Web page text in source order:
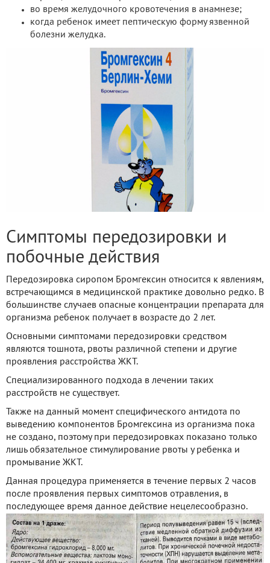
во время желудочного кровотечения в анамнезе;
когда ребенок имеет пептическую форму язвенной
болезни желудка.
Симптомы передозировки и
побочные действия
Передозировка сиропом Бромгексин относится к явлениям,
встречающимся в медицинской практике довольно редко. В
большинстве случаев опасные концентрации препарата для
организма ребенок получает в возрасте до 2 лет.
Основными симптомами передозировки средством
являются тошнота, рвоты различной степени и другие
проявления расстройства ЖКТ.
Специализированного подхода в лечении таких
расстройств не существует.
Также на данный момент специфического антидота по
выведению компонентов Бромгексина из организма пока
не создано, поэтому при передозировках показано только
лишь обязательное стимулирование рвоты у ребенка и
промывание ЖКТ.
Данная процедура применяется в течение первых 2 часов
после проявления первых симптомов отравления, в
последующее время данное действие нецелесообразно.